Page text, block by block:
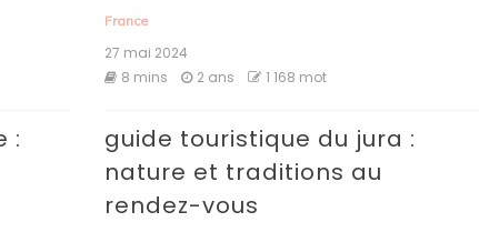
:
France
27 mai 2024
8 mins
2 ans 1 168 mot
guide touristique du jura :
nature et traditions au
rendez-vous